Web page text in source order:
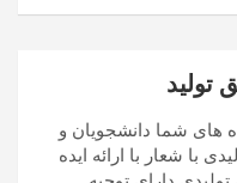
تولید
های شما دانشجویان و
با شعار با ارائه ایده